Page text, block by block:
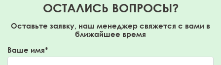
ОСТАЛИСЬ ВОПРОСЫ?
Оставьте заявку, наш менеджер свяжется с вами в
ближайшее время
Ваше имя*